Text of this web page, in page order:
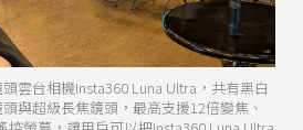
雲台相機Insta360 Luna Ultra，共有黑白
與超級長焦鏡頭，最高支援12倍變焦、